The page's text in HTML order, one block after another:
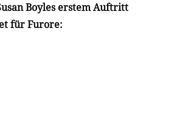
Boyles erstem Auftritt
für Furore: